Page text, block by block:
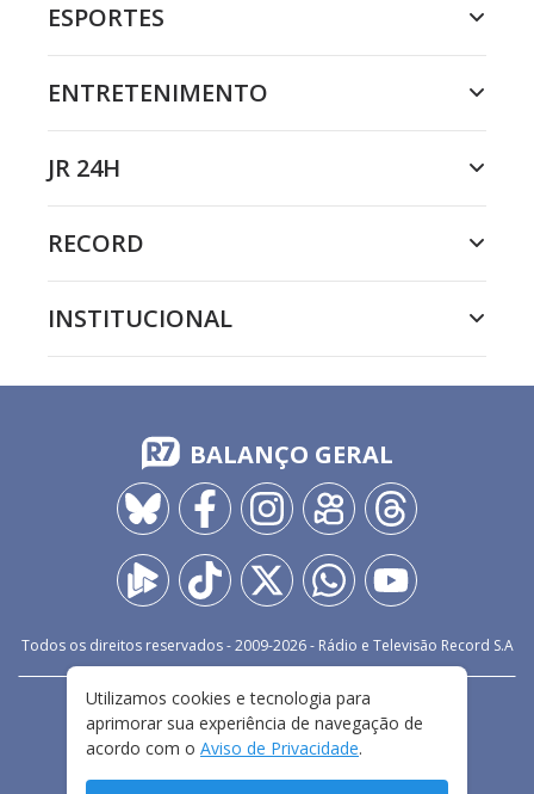
ESPORTES
ENTRETENIMENTO
JR 24H
RECORD
INSTITUCIONAL
BALANÇO GERAL
Todos os direitos reservados - 2009-2026- Rádio e Televisão Record S.A
FALE CONOSCO
PRIVACIDADE
TERMOS E CONDIÇÕES DE USO
Utilizamos cookies e tecnologia para
aprimorar sua experiência de navegação de
acordo com o Aviso de Privacidade.